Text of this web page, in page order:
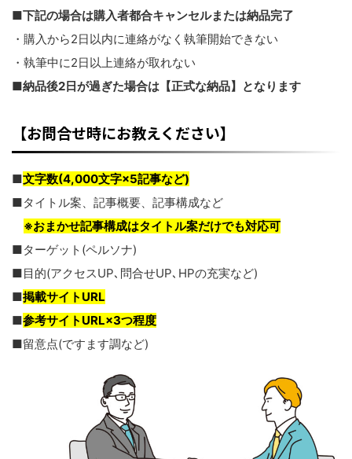
■下記の場合は購入者都合キャンセルまたは納品完了
・購入から2日以内に連絡がなく執筆開始できない
・執筆中に2日以上連絡が取れない
■納品後2日が過ぎた場合は【正式な納品】となります
【お問合せ時にお教えください】
■文字数(4,000文字×5記事など)
■タイトル案、記事概要、記事構成など
※おまかせ記事構成はタイトル案だけでも対応可
■ターゲット(ペルソナ)
■目的(アクセスUP､問合せUP､HPの充実など)
■掲載サイトURL
■参考サイトURL×3つ程度
■留意点(ですます調など)